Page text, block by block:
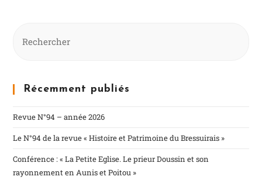
Récemment publiés
Revue N°94 – année 2026
Le N°94 de la revue « Histoire et Patrimoine du Bressuirais »
Conférence : « La Petite Eglise. Le prieur Doussin et son
rayonnement en Aunis et Poitou »